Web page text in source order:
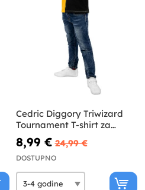
Cedric Diggory Triwizard
Tournament T-shirt za
dječake Harry Potter
8,99 € 24,99 €
DOSTUPNO